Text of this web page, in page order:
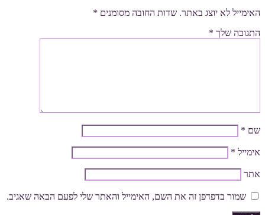
האימייל לא יוצג באתר. שדות החובה מסומנים *
התגובה שלך *
שם *
אימייל *
אתר
שמור בדפדפן זה את השם, האימייל והאתר שלי לפעם הבאה שאגיב.